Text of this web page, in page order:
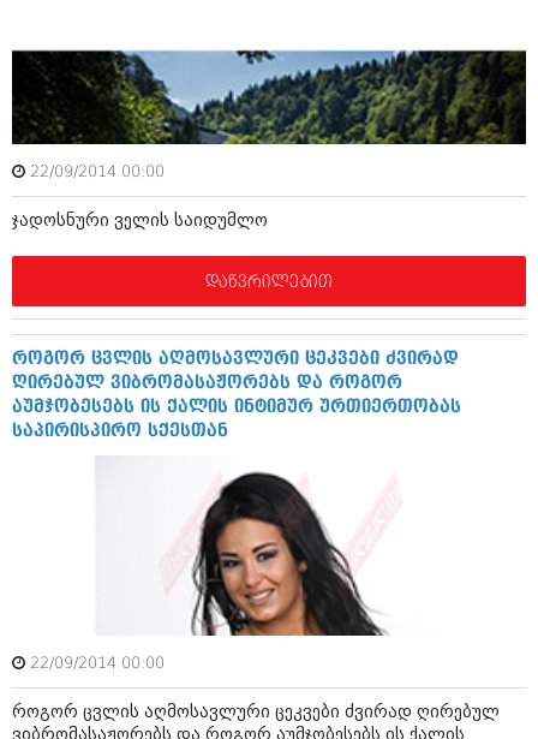
პოლიტიკა
ინტერვიუები
საზოგადოება
მოდი, ვილაპარაკოთ
მოდა + დიზაინი
რელიგია
ავტორჩევები
ბელადები
ინტერვიუები
ამბები
საზოგადოება
მოდი, ვილაპარაკოთ
მედიცინა
სპორტი
კადრს მიღმა
ბიზნესსიახლეები
გვარები
თემიდას სასწორი
22/09/2014 00:00
ჯადოსნური ველის საიდუმლო
დაწვრილებით
როგორ ცვლის აღმოსავლური ცეკვები ძვირად
ღირებულ ვიბრომასაჟორებს და როგორ
აუმჯობესებს ის ქალის ინტიმურ ურთიერთობას
საპირისპირო სქესთან
22/09/2014 00:00
როგორ ცვლის აღმოსავლური ცეკვები ძვირად ღირებულ
ვიბრომასაჟორებს და როგორ აუმჯობესებს ის ქალის